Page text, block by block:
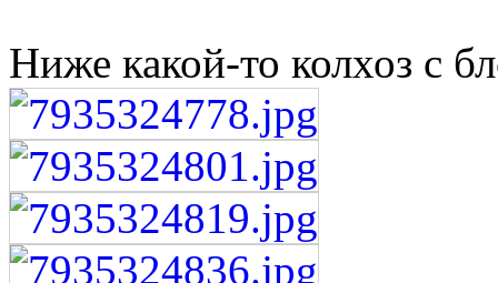
Ниже какой-то колхоз с